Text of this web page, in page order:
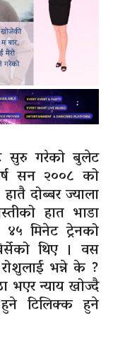
सुरु गरेको बुलेट
सन २००८ को
दोब्बर ज्याला
हात भाडा
४५ मिनेट ट्रेनको
थिए । वस
रोशुलाईभन्ने के ?
भएर न्याय खोज्दै
टिलिक्क हुने